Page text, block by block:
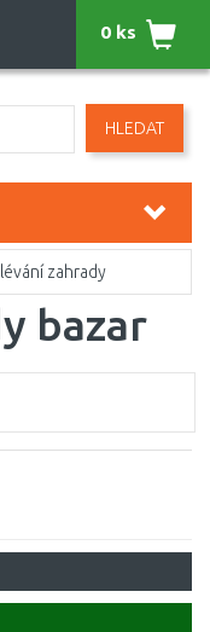
HLEDAT
0 ks
zahrady
bazar